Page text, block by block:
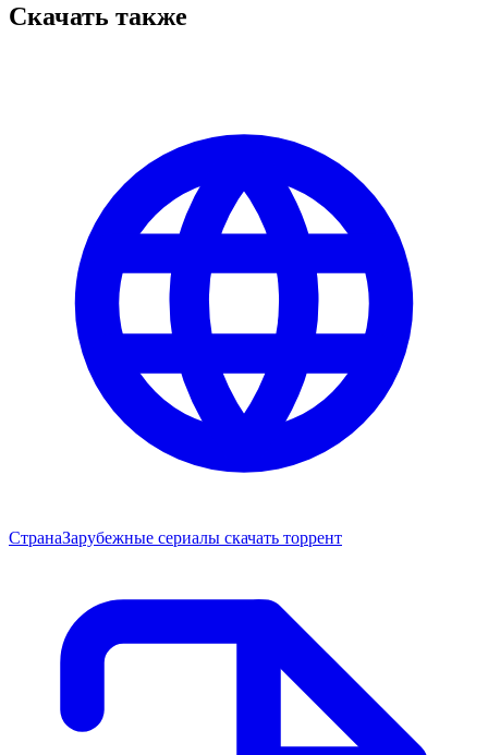
Скачать также
СтранаЗарубежные сериалы скачать торрент